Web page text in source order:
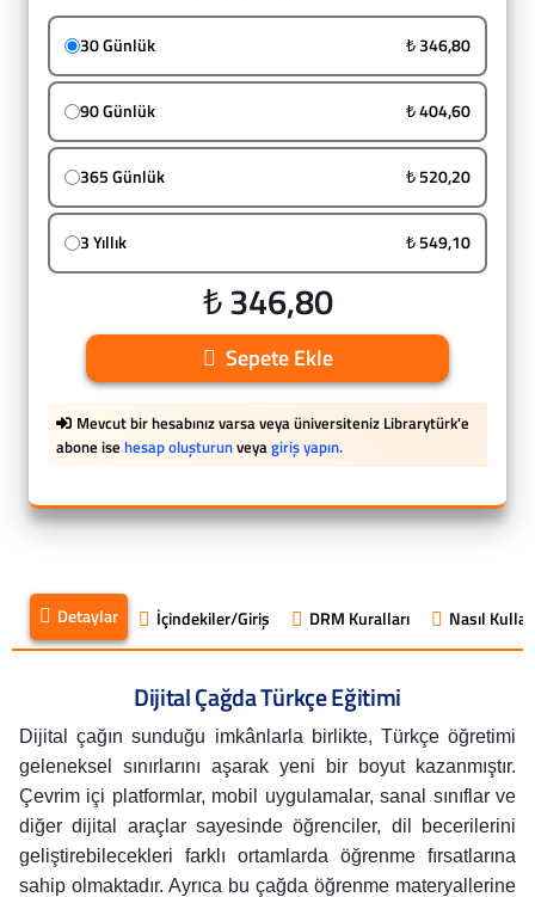
30 Günlük ₺ 346,80
90 Günlük ₺ 404,60
365 Günlük ₺ 520,20
3 Yıllık ₺ 549,10
₺ 346,80
Sepete Ekle
Mevcut bir hesabınız varsa veya üniversiteniz Librarytürk'e
abone ise hesap oluşturunveyagiriş yapın.
Detaylar İçindekiler/Giriş DRM Kuralları Nasıl
Dijital Çağda Türkçe Eğitimi
Dijital çağın sunduğu imkânlarla birlikte, Türkçe öğretimi
geleneksel sınırlarını aşarak yeni bir boyut kazanmıştır.
Çevrim içi platformlar, mobil uygulamalar, sanal sınıflar ve
diğer dijital araçlar sayesinde öğrenciler, dil becerilerini
geliştirebilecekleri farklı ortamlarda öğrenme fırsatlarına
sahip olmaktadır. Ayrıca bu çağda öğrenme materyallerine